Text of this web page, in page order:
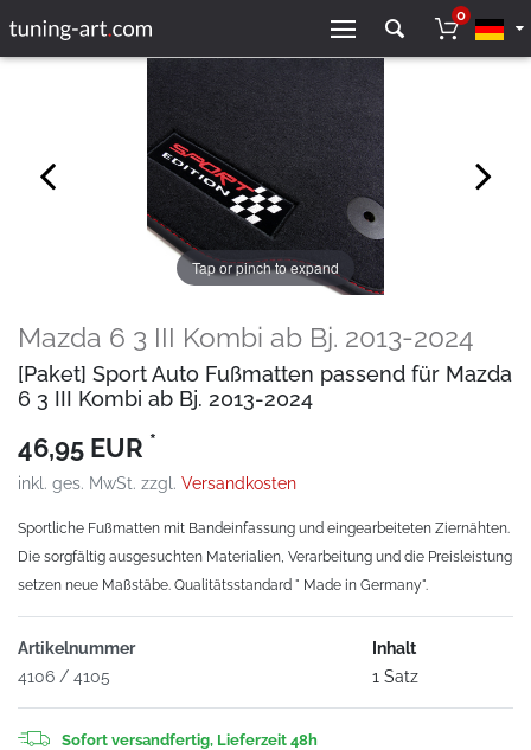
0
Tap or pinch to expand
Mazda 6 3 III Kombi ab Bj. 2013-2024
[Paket] Sport Auto Fußmatten passend für Mazda
6 3 III Kombi ab Bj. 2013-2024
46,95 EUR *
inkl. ges. MwSt. zzgl. Versandkosten
Sportliche Fußmatten mit Bandeinfassung und eingearbeiteten Ziernähten.
Die sorgfältig ausgesuchten Materialien, Verarbeitung und die Preisleistung
setzen neue Maßstäbe. Qualitätsstandard " Made in Germany".
Artikelnummer
4106 / 4105
Inhalt
1 Satz
Sofort versandfertig, Lieferzeit 48h